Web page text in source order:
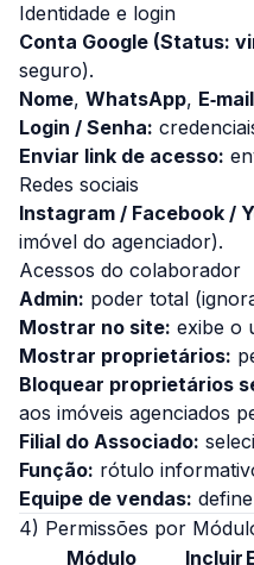
Identidade e login
Conta Google (Status:
seguro).
Nome, WhatsApp, E‑mail
Login / Senha:
Enviar link de acesso:
Redes sociais
Instagram / Facebook /
imóvel do agenciador).
Acessos do colaborador
Admin: poder total
Mostrar no site: exibe o
Mostrar proprietários:
Bloquear proprietários
aos imóveis agenciados
Filial do Associado:
Função: rótulo
Equipe de vendas:
4) Permissões por
Módulo
Incluir